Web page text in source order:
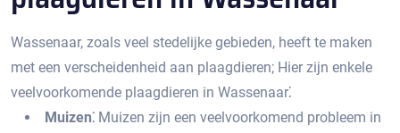
Wassenaar, zoals veel stedelijke gebieden, heeft te maken
met een verscheidenheid aan plaagdieren; Hier zijn enkele
veelvoorkomende plaagdieren in Wassenaar⁚
Muizen⁚ Muizen zijn een veelvoorkomend probleem in